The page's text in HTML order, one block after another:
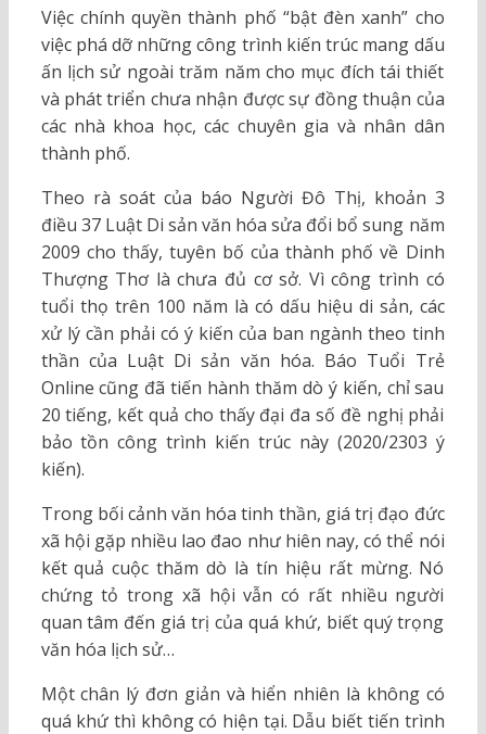
Việc chính quyền thành phố “bật đèn xanh” cho
việc phá dỡ những công trình kiến trúc mang dấu
ấn lịch sử ngoài trăm năm cho mục đích tái thiết
và phát triển chưa nhận được sự đồng thuận của
các nhà khoa học, các chuyên gia và nhân dân
thành phố.
Theo rà soát của báo Người Đô Thị, khoản 3
điều 37 Luật Di sản văn hóa sửa đổi bổ sung năm
2009 cho thấy, tuyên bố của thành phố về Dinh
Thượng Thơ là chưa đủ cơ sở. Vì công trình có
tuổi thọ trên 100 năm là có dấu hiệu di sản, các
xử lý cần phải có ý kiến của ban ngành theo tinh
thần của Luật Di sản văn hóa. Báo Tuổi Trẻ
Online cũng đã tiến hành thăm dò ý kiến, chỉ sau
20 tiếng, kết quả cho thấy đại đa số đề nghị phải
bảo tồn công trình kiến trúc này (2020/2303 ý
kiến).
Trong bối cảnh văn hóa tinh thần, giá trị đạo đức
xã hội gặp nhiều lao đao như hiên nay, có thể nói
kết quả cuộc thăm dò là tín hiệu rất mừng. Nó
chứng tỏ trong xã hội vẫn có rất nhiều người
quan tâm đến giá trị của quá khứ, biết quý trọng
văn hóa lịch sử…
Một chân lý đơn giản và hiển nhiên là không có
quá khứ thì không có hiện tại. Dẫu biết tiến trình